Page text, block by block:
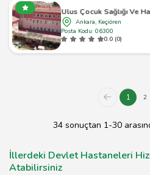
Sağlığı Ve Hastalıkları Eğitim Ve
Ankara, Keçiören
Posta Kodu: 06300
0.0 (0)
1 2
34 sonuçtan 1-30
İllerdeki Devlet Hastaneleri
Atabilirsiniz